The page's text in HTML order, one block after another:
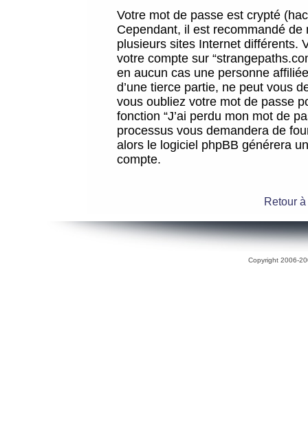
Votre mot de passe est crypté
Cependant, il est recommandé
plusieurs sites Internet différents.
votre compte sur
en aucun cas une personne
d’une tierce partie, ne peut vous
vous oubliez votre mot de passe
fonction “J’ai perdu mon mot de
processus vous demandera de
alors le logiciel phpBB générera
compte.
Retour
Copyright 2006-